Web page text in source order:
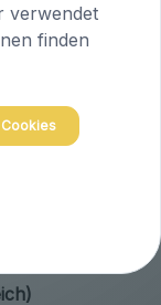
verwendet
finden